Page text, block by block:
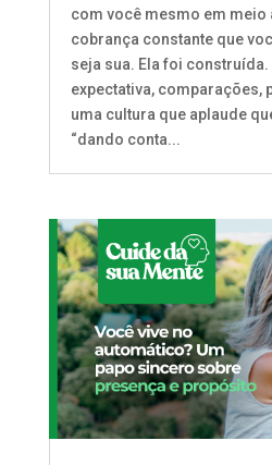
com você mesmo em meio
cobrança constante que
seja sua. Ela foi construída.
expectativa, comparações,
uma cultura que aplaude
“dando conta...